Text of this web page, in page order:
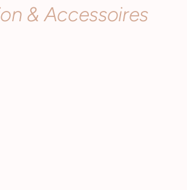
& Accessoires